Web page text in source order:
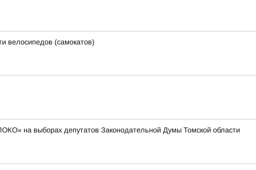
велосипедов (самокатов)
на выборах депутатов Законодательной Думы Томской области